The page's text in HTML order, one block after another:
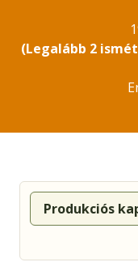
(Legalább 2
Produkciós